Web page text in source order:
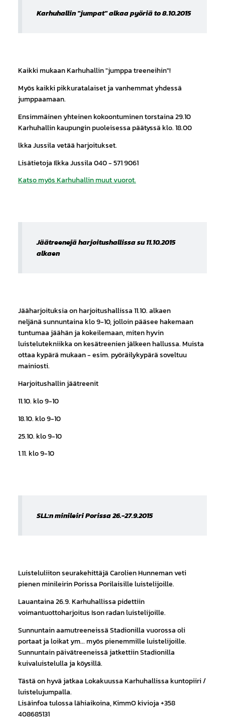
Karhuhallin "jumpat" alkaa pyöriä to 8.10.2015
Kaikki mukaan Karhuhallin "jumppa treeneihin"!
Myös kaikki pikkuratalaiset ja vanhemmat yhdessä
jumppaamaan.
Ensimmäinen yhteinen kokoontuminen torstaina 29.10
Karhuhallin kaupungin puoleisessa päätyssä klo. 18.00
lkka Jussila vetää harjoitukset.
Lisätietoja Ilkka Jussila 040 - 571 9061
Katso myös Karhuhallin muut vuorot.
Jäätreenejä harjoitushallissa su 11.10.2015
alkaen
Jääharjoituksia on harjoitushallissa 11.10. alkaen
neljänä sunnuntaina klo 9-10, jolloin pääsee hakemaan
tuntumaa jäähän ja kokeilemaan, miten hyvin
luistelutekniikka on kesätreenien jälkeen hallussa. Muista
ottaa kypärä mukaan - esim. pyöräilykypärä soveltuu
mainiosti.
Harjoitushallin jäätreenit
11.10. klo 9-10
18.10. klo 9-10
25.10. klo 9-10
1.11. klo 9-10
SLL:n minileiri Porissa 26.-27.9.2015
Luisteluliiton seurakehittäjä Carolien Hunneman veti
pienen minileirin Porissa Porilaisille luistelijoille.
Lauantaina 26.9. Karhuhallissa pidettiin
voimantuottoharjoitus Ison radan luistelijoille.
Sunnuntain aamutreeneissä Stadionilla vuorossa oli
portaat ja loikat ym... myös pienemmille luistelijoille.
Sunnuntain päivätreeneissä jatkettiin Stadionilla
kuivaluistelulla ja köysillä.
Tästä on hyvä jatkaa Lokakuussa Karhuhallissa kuntopiiri /
luistelujumpalla.
Lisäinfoa tulossa lähiaikoina, KimmO kivioja +358
408685131